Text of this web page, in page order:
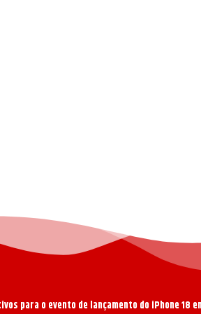
para o evento de lançamento do iPhone 18